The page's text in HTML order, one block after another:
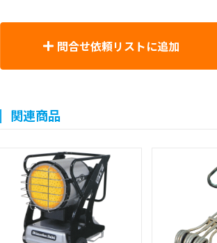
問合せ依頼リストに追加
関連商品